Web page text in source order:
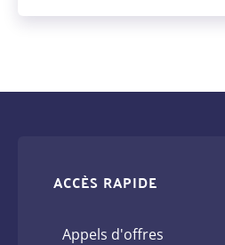
ACCÈS RAPIDE
Appels d'offres